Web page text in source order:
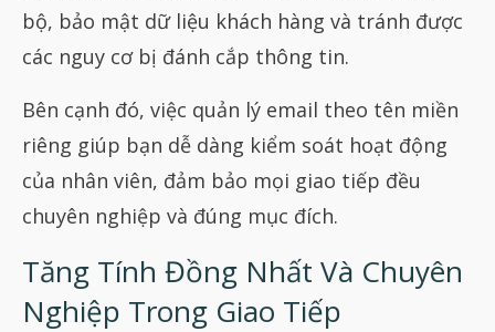
bộ, bảo mật dữ liệu khách hàng và tránh được
các nguy cơ bị đánh cắp thông tin.
Bên cạnh đó, việc quản lý email theo tên miền
riêng giúp bạn dễ dàng kiểm soát hoạt động
của nhân viên, đảm bảo mọi giao tiếp đều
chuyên nghiệp và đúng mục đích.
Tăng Tính Đồng Nhất Và Chuyên
Nghiệp Trong Giao Tiếp